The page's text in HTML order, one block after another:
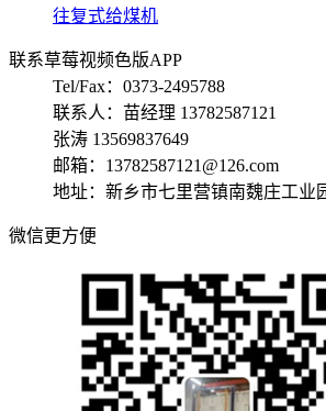
往复式给煤机
联系草莓视频色版APP
Tel/Fax：0373-2495788
联系人：苗经理 13782587121
张涛 13569837649
邮箱：13782587121@126.com
地址：新乡市七里营镇南魏庄工业
微信更方便